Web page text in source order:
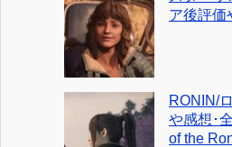
ア後評価
RONIN/
や感想･
of the